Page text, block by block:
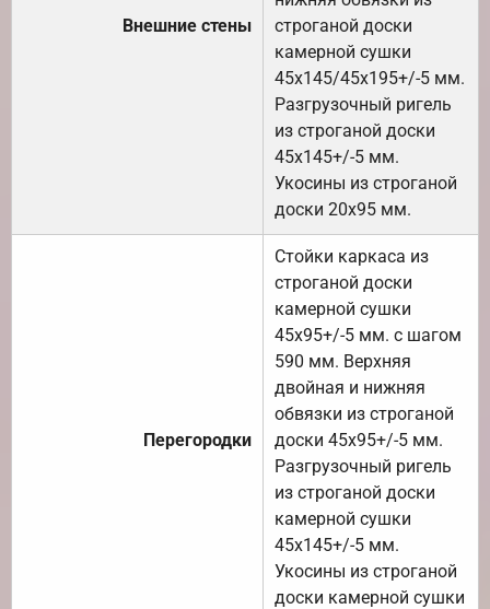
Внешние стены
строганой доски
камерной сушки
45х145/45х195+/-5 мм.
Разгрузочный ригель
из строганой доски
45х145+/-5 мм.
Укосины из строганой
доски 20х95 мм.
Перегородки
Стойки каркаса из
строганой доски
камерной сушки
45х95+/-5 мм. с шагом
590 мм. Верхняя
двойная и нижняя
обвязки из строганой
доски 45х95+/-5 мм.
Разгрузочный ригель
из строганой доски
камерной сушки
45х145+/-5 мм.
Укосины из строганой
доски камерной сушки